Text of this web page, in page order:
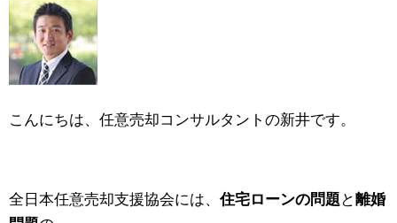
こんにちは、任意売却コンサルタントの新井です。
全日本任意売却支援協会には、住宅ローンの問題 と離婚